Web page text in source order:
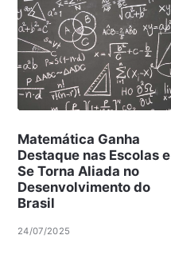
Matemática Ganha
Destaque nas Escolas e
Se Torna Aliada no
Desenvolvimento do
Brasil
24/07/2025